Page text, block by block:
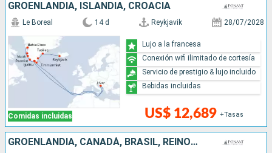
GROENLANDIA, ISLANDIA, CROACIA
Comidas incluidas
Le Boreal 14 d Reykjavik 28/07/2028
US$ 12,689 +Tasas
Lujo a la francesa
Conexión wifi ilimitado de cortesía
Servicio de prestigio & lujo incluido
Bebidas incluidas
GROENLANDIA, CANADÁ, BRASIL, REINO UNIDO